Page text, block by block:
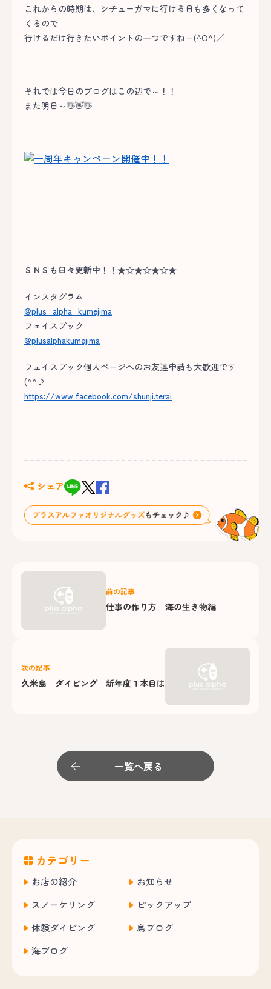
これからの時期は、シチューガマに行ける日も多くなって
くるので
行けるだけ行きたいポイントの一つですねー(^O^)／
それでは今日のブログはこの辺で～！！
また明日～👋👋👋
ＳＮＳも日々更新中！！★☆★☆★☆★
インスタグラム
@plus_alpha_kumejima
フェイスブック
@plusalphakumejima
フェイスブック個人ページへのお友達申請も大歓迎です
(^^♪
https://www.facebook.com/shunji.terai
シェア
前の記事
仕事の作り方 海の生き物編
次の記事
久米島 ダイビング 新年度１本目は
一覧へ戻る
カテゴリー
お店の紹介
お知らせ
スノーケリング
ピックアップ
体験ダイビング
島ブログ
海ブログ